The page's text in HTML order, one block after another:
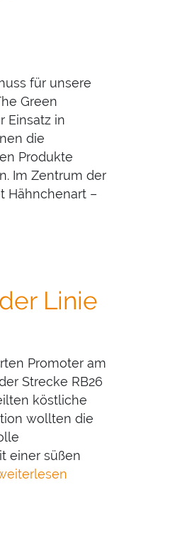
für unsere
Green
Einsatz in
die
Produkte
Im Zentrum der
Hähnchenart –
Linie
Promoter am
Strecke RB26
köstliche
wollten die
einer süßen